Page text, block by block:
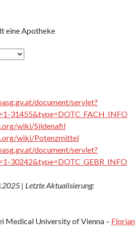
eine Apotheke
document/servlet?
31455&type=DOTC_FACH_INFO
wiki/Sildenafil
wiki/Potenzmittel
document/servlet?
30242&type=DOTC_GEBR_INFO
| Letzte Aktualisierung:
Medical University of Vienna – Florian